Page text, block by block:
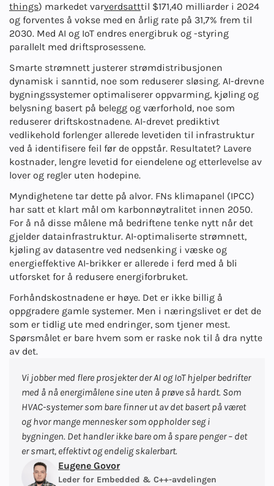
things) markedet varverdsatttil $171,40 milliarder i 2024
og forventes å vokse med en årlig rate på 31,7% frem til
2030. Med AI og IoT endres energibruk og -styring
parallelt med driftsprosessene.
Smarte strømnett justerer strømdistribusjonen
dynamisk i sanntid, noe som reduserer sløsing. AI-drevne
bygningssystemer optimaliserer oppvarming, kjøling og
belysning basert på belegg og værforhold, noe som
reduserer driftskostnadene. AI-drevet prediktivt
vedlikehold forlenger allerede levetiden til infrastruktur
ved å identifisere feil før de oppstår. Resultatet? Lavere
kostnader, lengre levetid for eiendelene og etterlevelse av
lover og regler uten hodepine.
Myndighetene tar dette på alvor. FNs klimapanel (IPCC)
har satt et klart mål om karbonnøytralitet innen 2050.
For å nå disse målene må bedriftene tenke nytt når det
gjelder datainfrastruktur. AI-optimaliserte strømnett,
kjøling av datasentre ved nedsenking i væske og
energieffektive AI-brikker er allerede i ferd med å bli
utforsket for å redusere energiforbruket.
Forhåndskostnadene er høye. Det er ikke billig å
oppgradere gamle systemer. Men i næringslivet er det de
som er tidlig ute med endringer, som tjener mest.
Spørsmålet er bare hvem som er raske nok til å dra nytte
av det.
Vi jobber med flere prosjekter der AI og IoT hjelper bedrifter
med å nå energimålene sine uten å prøve så hardt. Som
HVAC-systemer som bare finner ut av det basert på været
og hvor mange mennesker som oppholder seg i
bygningen. Det handler ikke bare om å spare penger – det
er smart, effektivt og endelig skalerbart.
Eugene Govor
Leder for Embedded & C++-avdelingen